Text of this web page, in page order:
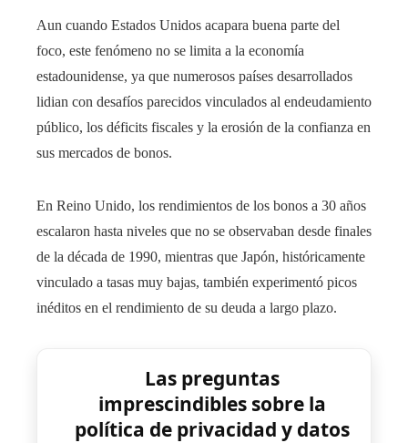
Aun cuando Estados Unidos acapara buena parte del
foco, este fenómeno no se limita a la economía
estadounidense, ya que numerosos países desarrollados
lidian con desafíos parecidos vinculados al endeudamiento
público, los déficits fiscales y la erosión de la confianza en
sus mercados de bonos.
En Reino Unido, los rendimientos de los bonos a 30 años
escalaron hasta niveles que no se observaban desde finales
de la década de 1990, mientras que Japón, históricamente
vinculado a tasas muy bajas, también experimentó picos
inéditos en el rendimiento de su deuda a largo plazo.
Las preguntas
imprescindibles sobre la
política de privacidad y datos